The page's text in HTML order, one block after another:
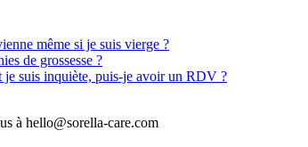
même si je suis vierge ?
de grossesse ?
je suis inquiète, puis-je avoir un RDV ?
à hello@sorella-care.com